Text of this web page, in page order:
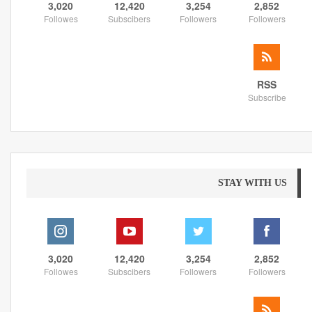
2,852
Followers
3,254
Followers
12,420
Subscibers
3,020
Followes
RSS
Subscribe
STAY WITH US
2,852
Followers
3,254
Followers
12,420
Subscibers
3,020
Followes